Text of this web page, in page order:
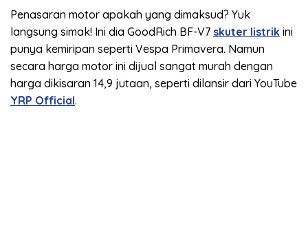
Penasaran motor apakah yang dimaksud? Yuk
langsung simak! Ini dia GoodRich BF-V7 skuter listrik ini
punya kemiripan seperti Vespa Primavera. Namun
secara harga motor ini dijual sangat murah dengan
harga dikisaran 14,9 jutaan, seperti dilansir dari YouTube
YRP Official.